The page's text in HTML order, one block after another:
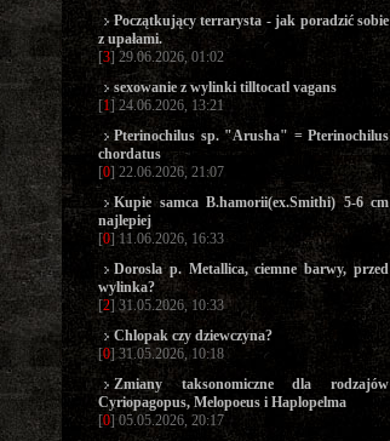
Początkujący terrarysta - jak poradzić sobie
z upałami.
[3] 29.06.2026, 01:02
sexowanie z wylinki tilltocatl vagans
[1] 24.06.2026, 13:21
Pterinochilus sp. "Arusha" = Pterinochilus
chordatus
[0] 22.06.2026, 21:07
Kupie samca B.hamorii(ex.Smithi) 5-6 cm
najlepiej
[0] 11.06.2026, 16:33
Dorosla p. Metallica, ciemne barwy, przed
wylinka?
[2] 31.05.2026, 10:33
Chlopak czy dziewczyna?
[0] 31.05.2026, 10:18
Zmiany taksonomiczne dla rodzajów
Cyriopagopus, Melopoeus i Haplopelma
[0] 05.05.2026, 20:17